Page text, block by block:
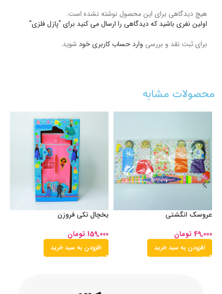
هیچ دیدگاهی برای این محصول نوشته نشده است.
اولین نفری باشید که دیدگاهی را ارسال می کنید برای “پازل فلزی”
برای ثبت نقد و بررسی وارد حساب کاربری خود شوید.
محصولات مشابه
عروسک انگشتی
49,000 تومان
افزودن به سبد خرید
یخچال تکی فروزن
159,000 تومان
افزودن به سبد خرید